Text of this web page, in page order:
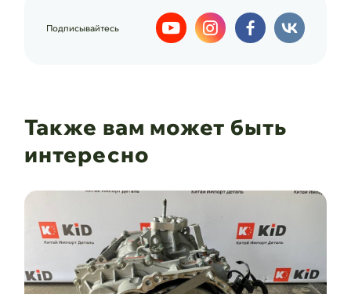
Подписывайтесь
Также вам может быть
интересно